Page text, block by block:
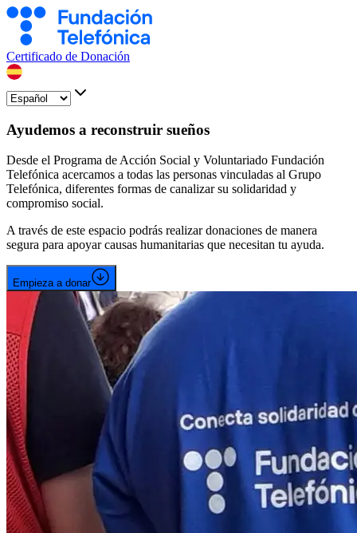
Certificado de Donación
Ayudemos a reconstruir sueños
Desde el Programa de Acción Social y Voluntariado Fundación
Telefónica acercamos a todas las personas vinculadas al Grupo
Telefónica, diferentes formas de canalizar su solidaridad y
compromiso social.
A través de este espacio podrás realizar donaciones de manera
segura para apoyar causas humanitarias que necesitan tu ayuda.
Empieza a donar